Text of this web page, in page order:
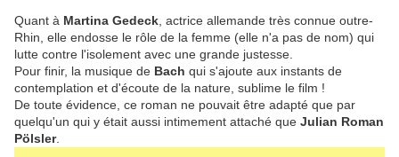
Quant à Martina Gedeck , actrice allemande très connue outre-
Rhin, elle endosse le rôle de la femme (elle n'a pas de nom) qui
lutte contre l'isolement avec une grande justesse.
Pour finir, la musique de Bach qui s'ajoute aux instants de
contemplation et d'écoute de la nature, sublime le film !
De toute évidence, ce roman ne pouvait être adapté que par
quelqu'un qui y était aussi intimement attaché que Julian Roman
Pölsler.